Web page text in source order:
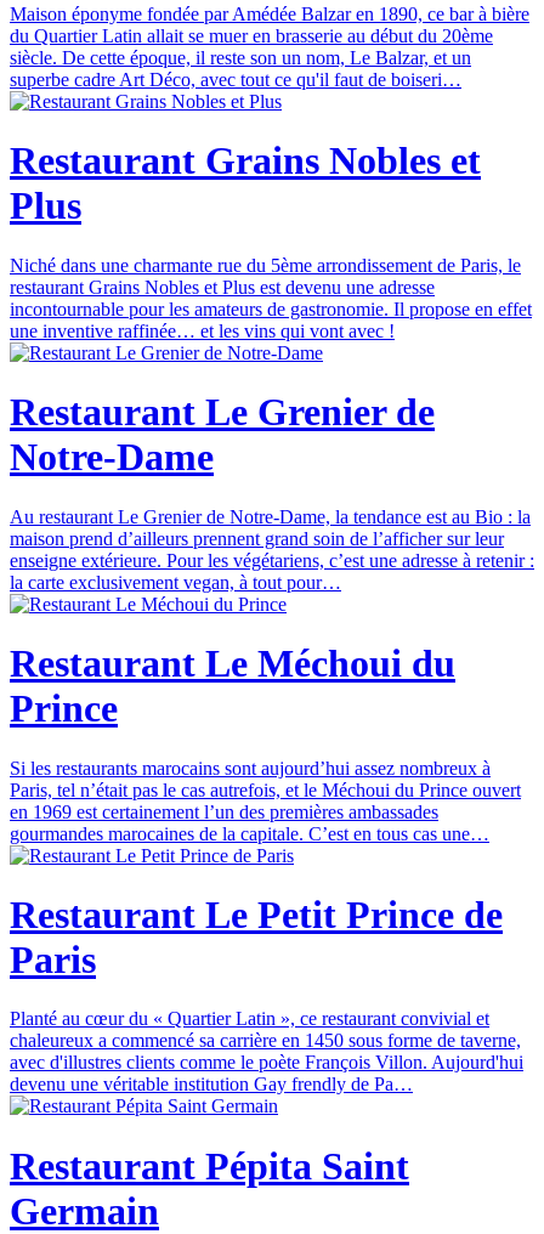
Maison éponyme fondée par Amédée Balzar en 1890, ce bar à bière
du Quartier Latin allait se muer en brasserie au début du 20ème
siècle. De cette époque, il reste son un nom, Le Balzar, et un
superbe cadre Art Déco, avec tout ce qu'il faut de boiseri…
Restaurant Grains Nobles et
Plus
Niché dans une charmante rue du 5ème arrondissement de Paris, le
restaurant Grains Nobles et Plus est devenu une adresse
incontournable pour les amateurs de gastronomie. Il propose en effet
une inventive raffinée… et les vins qui vont avec !
Restaurant Le Grenier de
Notre-Dame
Au restaurant Le Grenier de Notre-Dame, la tendance est au Bio : la
maison prend d’ailleurs prennent grand soin de l’afficher sur leur
enseigne extérieure. Pour les végétariens, c’est une adresse à retenir :
la carte exclusivement vegan, à tout pour…
Restaurant Le Méchoui du
Prince
Si les restaurants marocains sont aujourd’hui assez nombreux à
Paris, tel n’était pas le cas autrefois, et le Méchoui du Prince ouvert
en 1969 est certainement l’un des premières ambassades
gourmandes marocaines de la capitale. C’est en tous cas une…
Restaurant Le Petit Prince de
Paris
Planté au cœur du « Quartier Latin », ce restaurant convivial et
chaleureux a commencé sa carrière en 1450 sous forme de taverne,
avec d'illustres clients comme le poète François Villon. Aujourd'hui
devenu une véritable institution Gay frendly de Pa…
Restaurant Pépita Saint
Germain